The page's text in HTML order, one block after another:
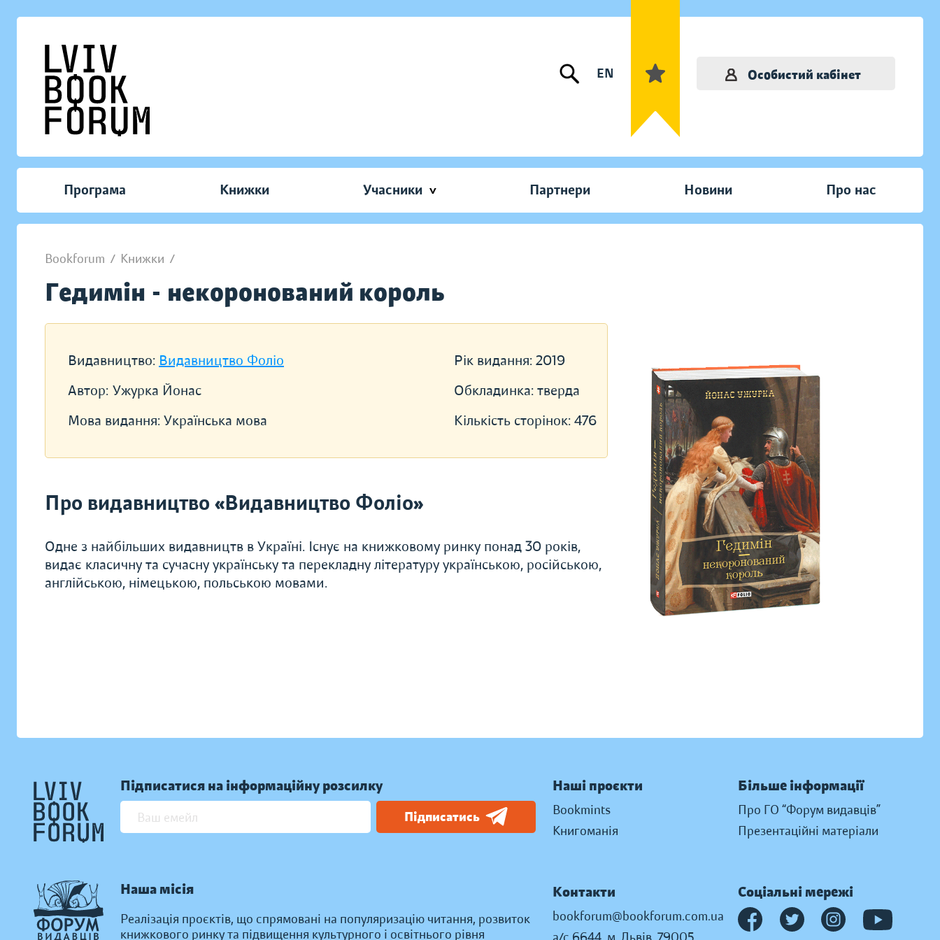
EN Особистий кабінет
Програма Книжки Учасники Партнери Новини Про нас
Bookforum / Книжки /
Гедимін - некоронований король
Видавництво: Видавництво Фоліо
Автор: Ужурка Йонас
Мова видання: Українська мова
Рік видання: 2019
Обкладинка: тверда
Кількість сторінок: 476
Про видавництво «Видавництво Фоліо»
Одне з найбільших видавництв в Україні. Існує на книжковому ринку понад 30 років,
видає класичну та сучасну українську та перекладну літературу українською, російською,
англійською, німецькою, польською мовами.
Підписатися на інформаційну розсилку
Підписатись
Наша місія
Реалізація проєктів, що спрямовані на популяризацію читання, розвиток
книжкового ринку та підвищення культурного і освітнього рівня
Наші проєкти
Bookmints
Книгоманія
Більше інформації
Про ГО “Форум видавців”
Презентаційні матеріали
Контакти
bookforum@bookforum.com.ua
Соціальні мережі